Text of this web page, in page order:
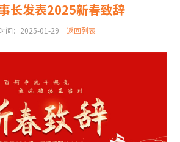
长发表2025新春致辞
间：2025-01-29 返回列表